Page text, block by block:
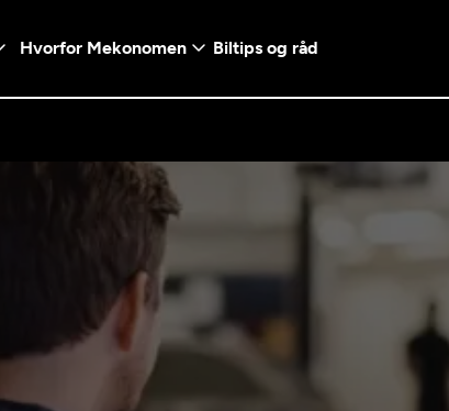
Diagnose/Feilsøking
Hvorfor Mekonomen Biltips og råd
på
Logg inn med Vipps
Telefonnummer
Norway